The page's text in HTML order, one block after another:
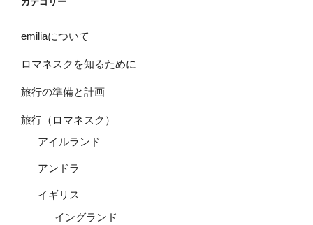
emiliaについて
ロマネスクを知るために
旅行の準備と計画
旅行（ロマネスク）
アイルランド
アンドラ
イギリス
イングランド